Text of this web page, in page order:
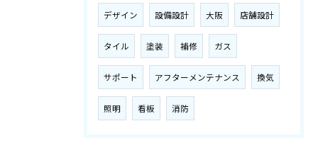
デザイン 設備設計 大阪 店舗設計
タイル 塗装 補修 ガス
サポート アフターメンテナンス 換気
照明 看板 消防